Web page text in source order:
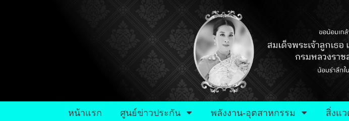
หน้าแรก ศูนย์ข่าวประกัน พลังงาน-อุตสาหกรรม สิ่งแว